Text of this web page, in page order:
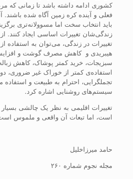
کشوری ادامه داشته باشد تا زمانی که
فعلی و آینده کره زمین آگاه شده باشند.
باید انتخاب سخت اما مسوولانه‌تری
زندگی‌شان تغییرات اساسی ایجاد کنند.
تغییرات در زندگی، می‌توان به استفاده
هیبریدی و کاهش مصرف گوشت و افزایش
سبزیجات، خرید کمتر پوشاک، کاهش
استفاده‌ی کمتر از خوراک غیر ضروری،
تجملگرایی، احترام به طبیعت و استفاده
سیستم‌های روشنایی اشاره کرد.
تغییرات اقلیمی به نظر یک چالشی بسیار
است، اما تبعات آن واقعی و ملموس
حامد میرزاخلیل
مجله نجوم شماره ۲۶۰